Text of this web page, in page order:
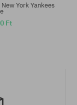
York Yankees
Ft